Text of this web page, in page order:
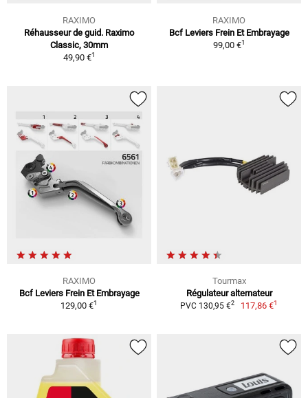
RAXIMO
Réhausseur de guid. Raximo
Classic, 30mm
49,90 €1
RAXIMO
Bcf Leviers Frein Et Embrayage
99,00 €1
RAXIMO
Bcf Leviers Frein Et Embrayage
129,00 €1
Tourmax
Régulateur alternateur
PVC 130,95 €2 117,86 €1